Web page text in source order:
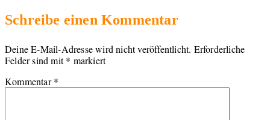
Schreibe einen Kommentar
Deine E-Mail-Adresse wird nicht veröffentlicht. Erforderliche
Felder sind mit* markiert
Kommentar*